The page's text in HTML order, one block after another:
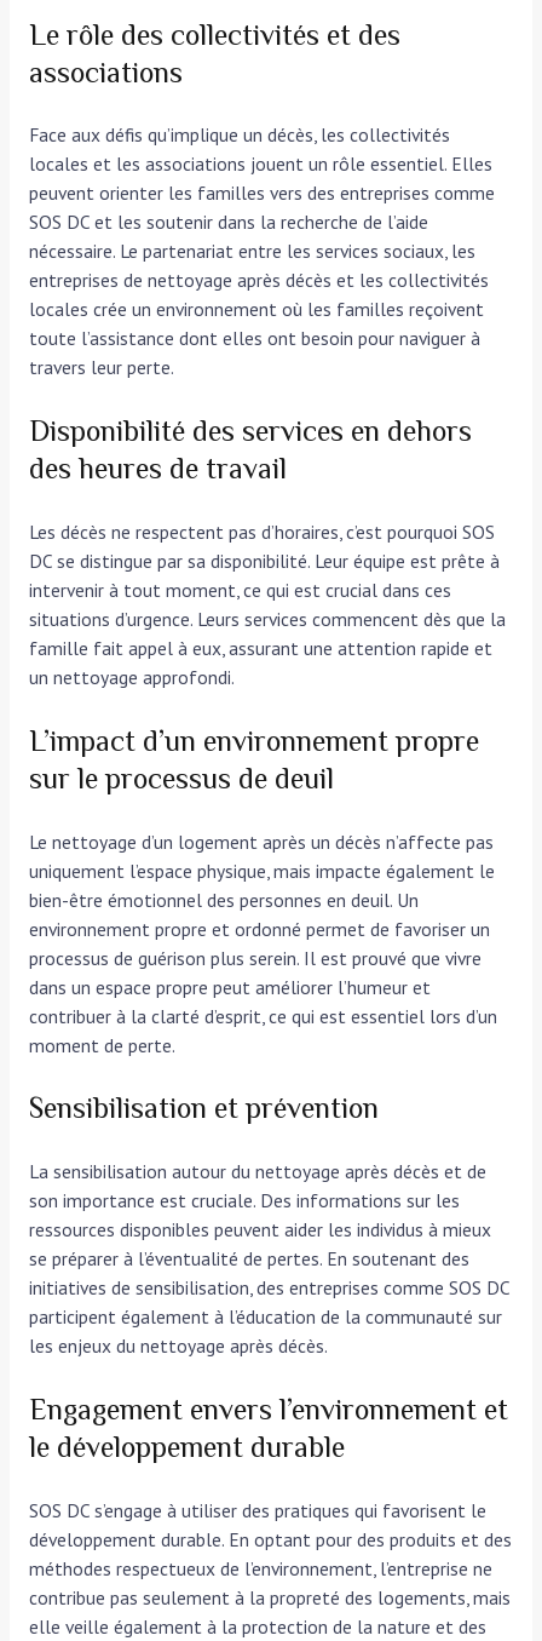
Le rôle des collectivités et des
associations
Face aux défis qu’implique un décès, les collectivités
locales et les associations jouent un rôle essentiel. Elles
peuvent orienter les familles vers des entreprises comme
SOS DC et les soutenir dans la recherche de l’aide
nécessaire. Le partenariat entre les services sociaux, les
entreprises de nettoyage après décès et les collectivités
locales crée un environnement où les familles reçoivent
toute l’assistance dont elles ont besoin pour naviguer à
travers leur perte.
Disponibilité des services en dehors
des heures de travail
Les décès ne respectent pas d’horaires, c’est pourquoi SOS
DC se distingue par sa disponibilité. Leur équipe est prête à
intervenir à tout moment, ce qui est crucial dans ces
situations d’urgence. Leurs services commencent dès que la
famille fait appel à eux, assurant une attention rapide et
un nettoyage approfondi.
L’impact d’un environnement propre
sur le processus de deuil
Le nettoyage d’un logement après un décès n’affecte pas
uniquement l’espace physique, mais impacte également le
bien-être émotionnel des personnes en deuil. Un
environnement propre et ordonné permet de favoriser un
processus de guérison plus serein. Il est prouvé que vivre
dans un espace propre peut améliorer l’humeur et
contribuer à la clarté d’esprit, ce qui est essentiel lors d’un
moment de perte.
Sensibilisation et prévention
La sensibilisation autour du nettoyage après décès et de
son importance est cruciale. Des informations sur les
ressources disponibles peuvent aider les individus à mieux
se préparer à l’éventualité de pertes. En soutenant des
initiatives de sensibilisation, des entreprises comme SOS DC
participent également à l’éducation de la communauté sur
les enjeux du nettoyage après décès.
Engagement envers l’environnement et
le développement durable
SOS DC s’engage à utiliser des pratiques qui favorisent le
développement durable. En optant pour des produits et des
méthodes respectueux de l’environnement, l’entreprise ne
contribue pas seulement à la propreté des logements, mais
elle veille également à la protection de la nature et des